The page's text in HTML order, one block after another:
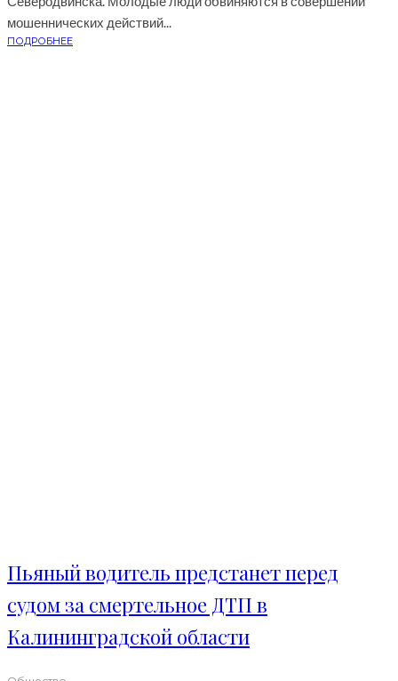
мошеннических действий...
ПОДРОБНЕЕ
Пьяный водитель предстанет перед
судом за смертельное ДТП в
Калининградской области